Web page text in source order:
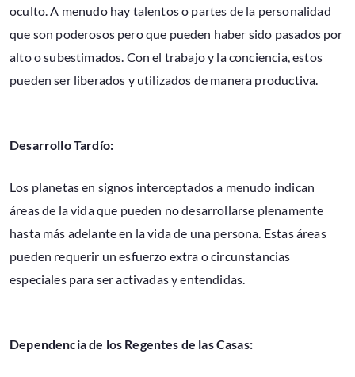
oculto. A menudo hay talentos o partes de la personalidad
que son poderosos pero que pueden haber sido pasados por
alto o subestimados. Con el trabajo y la conciencia, estos
pueden ser liberados y utilizados de manera productiva.
Desarrollo Tardío:
Los planetas en signos interceptados a menudo indican
áreas de la vida que pueden no desarrollarse plenamente
hasta más adelante en la vida de una persona. Estas áreas
pueden requerir un esfuerzo extra o circunstancias
especiales para ser activadas y entendidas.
Dependencia de los Regentes de las Casas: